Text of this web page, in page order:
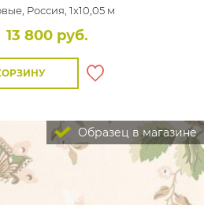
Россия, 1x10,05 м
13 800 руб.
Образец в магазине